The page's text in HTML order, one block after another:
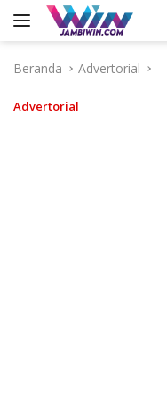
Langsung
Beranda
Advertorial
Advertorial